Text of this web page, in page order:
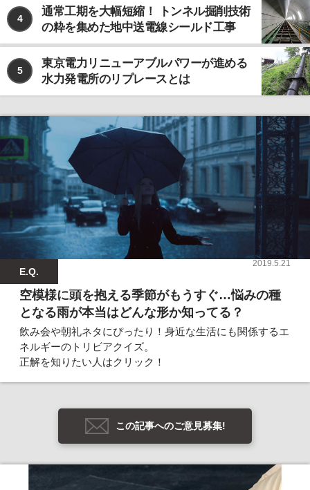
4
通常工期を大幅短縮！ トンネル掘削技術
の粋を集めた地中送電線シールド工事
5
東京電力リニューアブルパワーが進める
水力発電所のリプレースとは
E.Q.
2019.5.21
空模様に頭を抱える季節がもうすぐ…悩みの種
となる雨が本当はどんな形か知ってる？
飲み会や朝礼ネタにぴったり！身近な生活にも関係するエ
ネルギーのトリビアクイズ。
正解を知りたい人はクリック！
この記事へのご意見募集!